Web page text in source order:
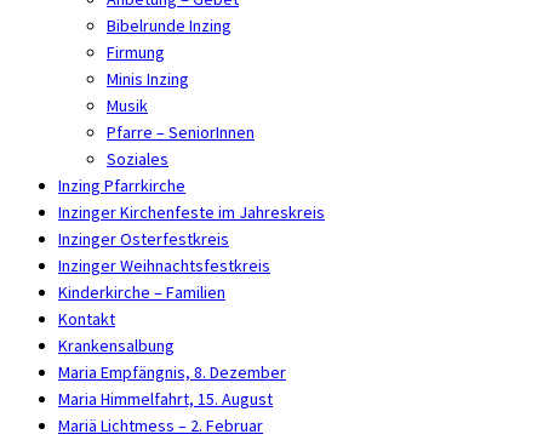
Bibelrunde Inzing
Firmung
Minis Inzing
Musik
Pfarre – SeniorInnen
Soziales
Inzing Pfarrkirche
Inzinger Kirchenfeste im Jahreskreis
Inzinger Osterfestkreis
Inzinger Weihnachtsfestkreis
Kinderkirche – Familien
Kontakt
Krankensalbung
Maria Empfängnis, 8. Dezember
Maria Himmelfahrt, 15. August
Mariä Lichtmess – 2. Februar